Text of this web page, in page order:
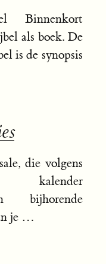
Binnenkort
als boek. De
is de synopsis
die volgens
kalender
bijhorende
je …